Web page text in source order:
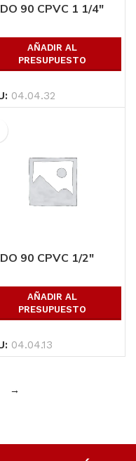
90 CPVC 1 1/4″
AÑADIR AL
PRESUPUESTO
04.04.32
90 CPVC 1/2″
AÑADIR AL
PRESUPUESTO
04.04.13
→